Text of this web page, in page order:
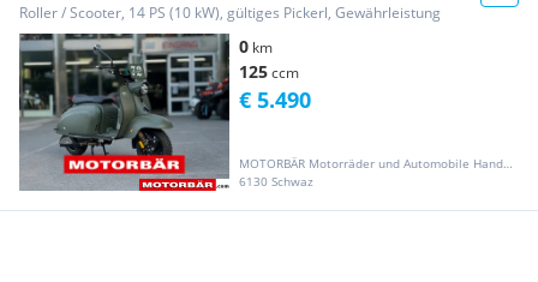
Roller / Scooter, 14 PS (10 kW), gültiges Pickerl, Gewährleistung
0 km
125ccm
MOTORBÄR Motorräder und Automobile Handelsgesellschaft m.b.H.
6130 Schwaz
€ 5.490